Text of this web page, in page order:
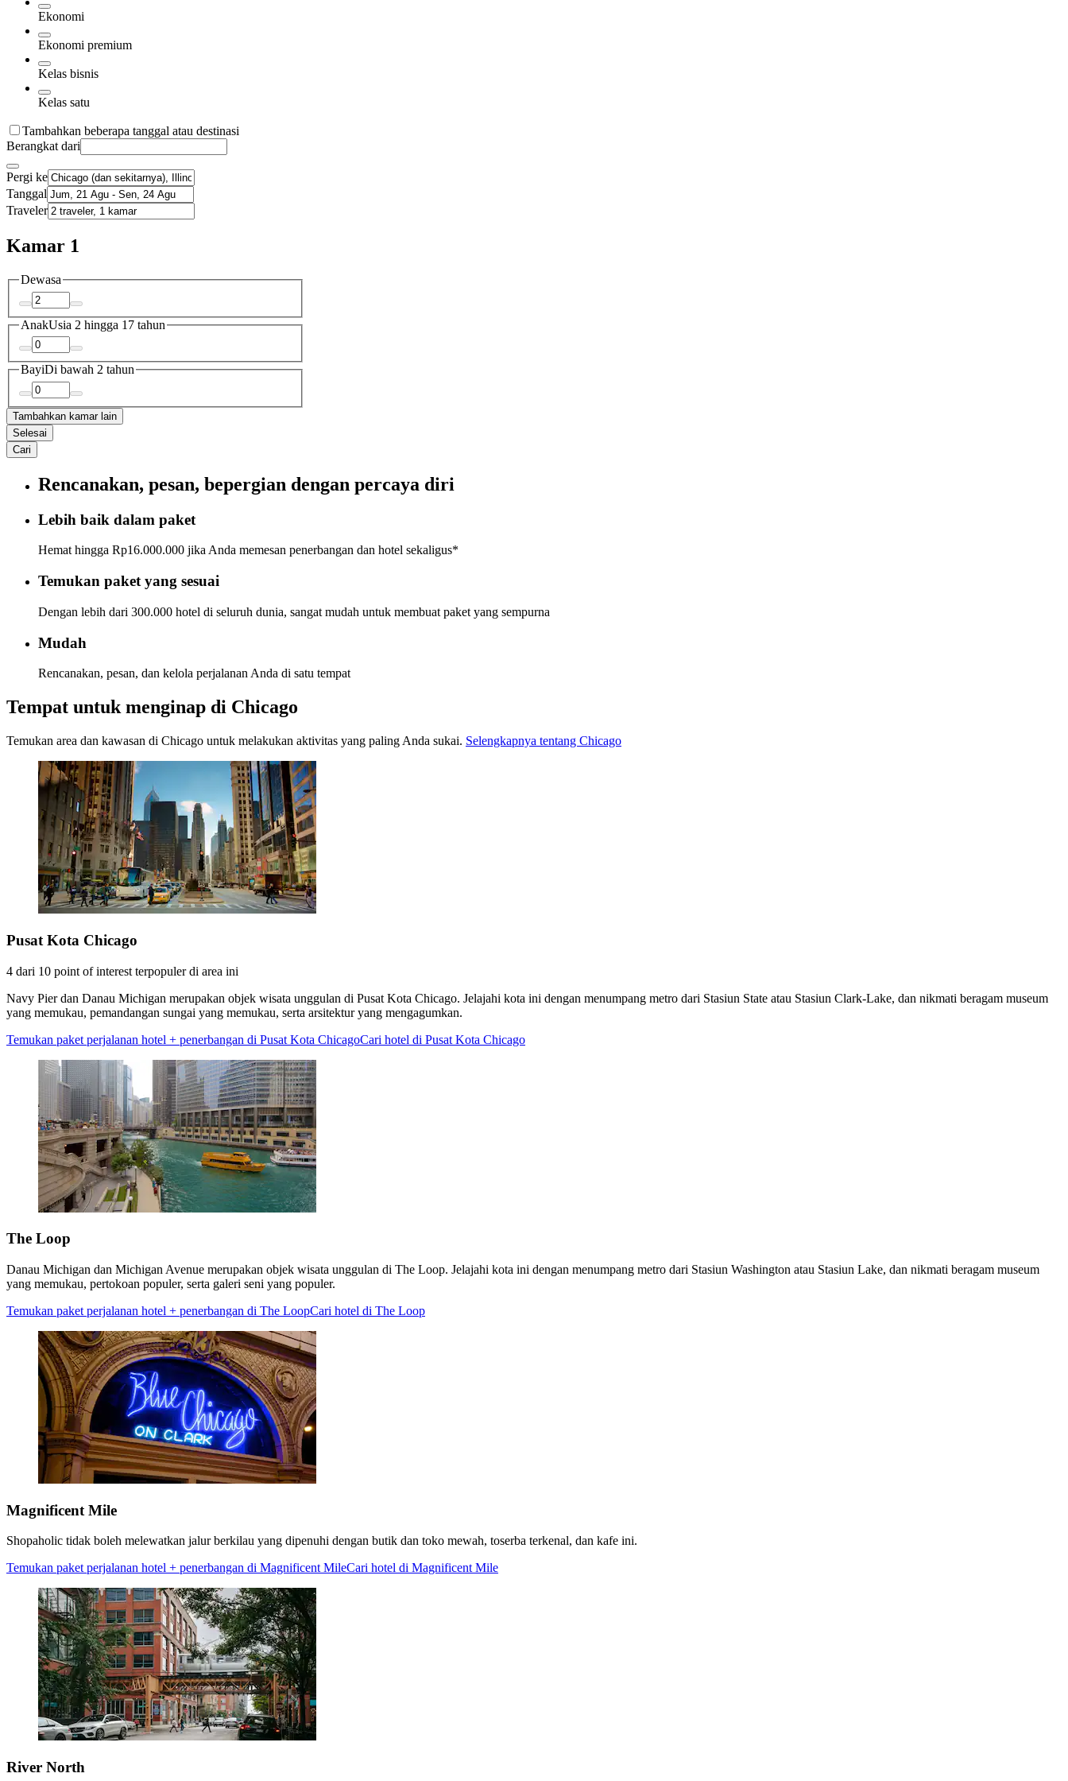
Ekonomi
Ekonomi premium
Kelas bisnis
Kelas satu
Tambahkan beberapa tanggal atau destinasi
Berangkat dari
Pergi ke
Tanggal
Traveler
Kamar 1
Dewasa
AnakUsia 2 hingga 17 tahun
BayiDi bawah 2 tahun
Tambahkan kamar lain
Selesai
Cari
Rencanakan, pesan, bepergian dengan percaya diri
Lebih baik dalam paket
Hemat hingga Rp16.000.000 jika Anda memesan penerbangan dan hotel sekaligus*
Temukan paket yang sesuai
Dengan lebih dari 300.000 hotel di seluruh dunia, sangat mudah untuk membuat paket yang sempurna
Mudah
Rencanakan, pesan, dan kelola perjalanan Anda di satu tempat
Tempat untuk menginap di Chicago
Temukan area dan kawasan di Chicago untuk melakukan aktivitas yang paling Anda sukai. Selengkapnya tentang Chicago
Pusat Kota Chicago
4 dari 10 point of interest terpopuler di area ini
Navy Pier dan Danau Michigan merupakan objek wisata unggulan di Pusat Kota Chicago. Jelajahi kota ini dengan menumpang metro dari Stasiun State atau Stasiun Clark-Lake, dan nikmati beragam museum
yang memukau, pemandangan sungai yang memukau, serta arsitektur yang mengagumkan.
Temukan paket perjalanan hotel + penerbangan di Pusat Kota ChicagoCari hotel di Pusat Kota Chicago
The Loop
Danau Michigan dan Michigan Avenue merupakan objek wisata unggulan di The Loop. Jelajahi kota ini dengan menumpang metro dari Stasiun Washington atau Stasiun Lake, dan nikmati beragam museum
yang memukau, pertokoan populer, serta galeri seni yang populer.
Temukan paket perjalanan hotel + penerbangan di The LoopCari hotel di The Loop
Magnificent Mile
Shopaholic tidak boleh melewatkan jalur berkilau yang dipenuhi dengan butik dan toko mewah, toserba terkenal, dan kafe ini.
Temukan paket perjalanan hotel + penerbangan di Magnificent MileCari hotel di Magnificent Mile
River North